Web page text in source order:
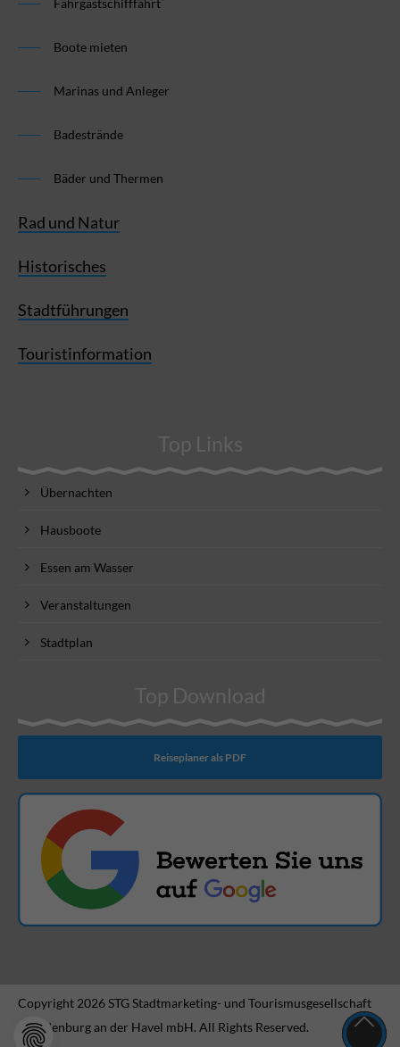
Fahrgastschifffahrt
Boote mieten
Marinas und Anleger
Badestrände
Bäder und Thermen
Rad und Natur
Historisches
Stadtführungen
Touristinformation
Top Links
Übernachten
Hausboote
Essen am Wasser
Veranstaltungen
Stadtplan
Top Download
Reiseplaner als PDF
Copyright 2026 STG Stadtmarketing- und Tourismusgesellschaft
Brandenburg an der Havel mbH. All Rights Reserved.